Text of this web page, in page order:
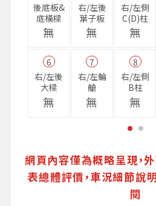
後底板&
底橫樑
無
右/左後
葉子板
無
右/左側
C(D)柱
無
6
右/左後
大樑
無
7
右/左輪
艙
無
8
右/左側
B柱
無
網頁內容僅為概略呈現，
表總體評價，車況細節說
閱